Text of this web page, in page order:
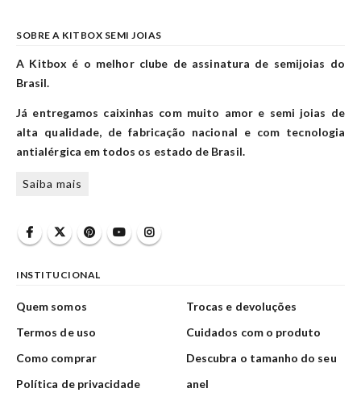
SOBRE A KITBOX SEMI JOIAS
A Kitbox é o melhor clube de assinatura de semijoias do
Brasil.
Já entregamos caixinhas com muito amor e semi joias de
alta qualidade, de fabricação nacional e com tecnologia
antialérgica em todos os estado de Brasil.
Saiba mais
INSTITUCIONAL
Quem somos
Termos de uso
Como comprar
Política de privacidade
Trocas e devoluções
Cuidados com o produto
Descubra o tamanho do seu
anel